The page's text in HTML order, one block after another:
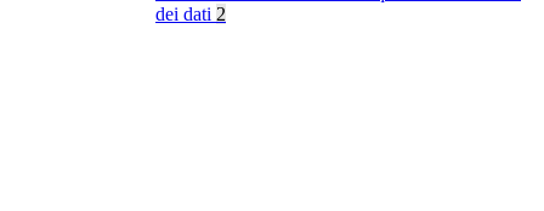
dei dati 2